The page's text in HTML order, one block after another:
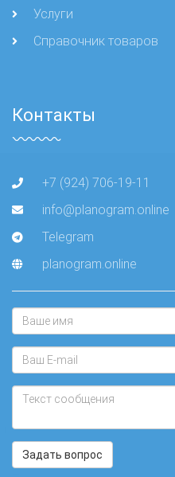
Услуги
Справочник товаров
Контакты
+7 (924) 706-19-11
info@planogram.online
Telegram
planogram.online
Задать вопрос